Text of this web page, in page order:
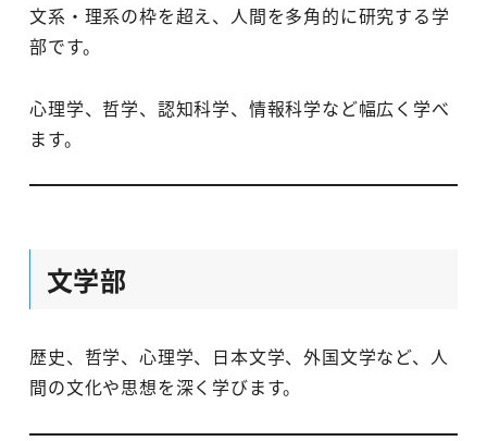
文系・理系の枠を超え、人間を多角的に研究する学
部です。
心理学、哲学、認知科学、情報科学など幅広く学べ
ます。
文学部
歴史、哲学、心理学、日本文学、外国文学など、人
間の文化や思想を深く学びます。